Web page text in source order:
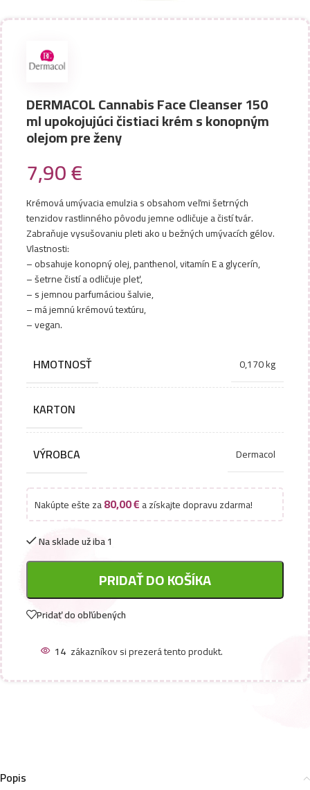
DERMACOL Cannabis Face Cleanser 150
ml upokojujúci čistiaci krém s konopným
olejom pre ženy
7,90€
Krémová umývacia emulzia s obsahom veľmi šetrných
tenzidov rastlinného pôvodu jemne odličuje a čistí tvár.
Zabraňuje vysušovaniu pleti ako u bežných umývacích gélov.
Vlastnosti:
– obsahuje konopný olej, panthenol, vitamín E a glycerín,
– šetrne čistí a odličuje pleť,
– s jemnou parfumáciou šalvie,
– má jemnú krémovú textúru,
– vegan.
HMOTNOSŤ 0,170 kg
KARTON
VÝROBCA Dermacol
Nakúpte ešte za80,00€a získajte dopravu zdarma!
Na sklade už iba 1
PRIDAŤ DO KOŠÍKA
Pridať do obľúbených
14 zákazníkov si prezerá tento produkt.
Popis